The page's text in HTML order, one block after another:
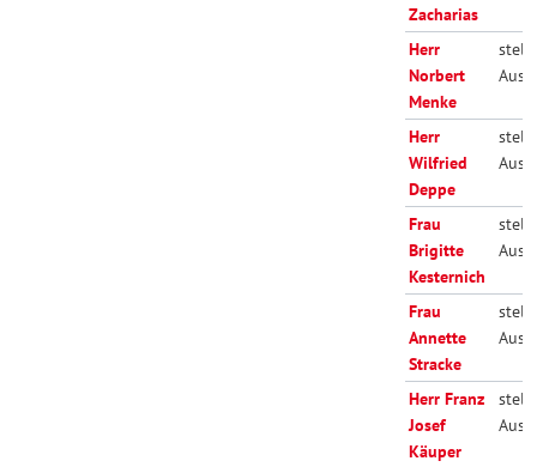
Zacharias
Herr
Norbert
Menke
Herr
Wilfried
Deppe
Frau
Brigitte
Kesternich
Frau
Annette
Stracke
Herr Franz
Josef
Käuper